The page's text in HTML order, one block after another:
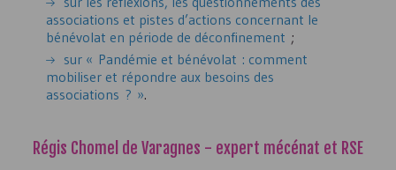
associations et pistes d’actions concernant le
bénévolat en période de déconfinement ;
sur « Pandémie et bénévolat : comment
mobiliser et répondre aux besoins des
associations ? ».
Régis Chomel de Varagnes - expert mécénat et RSE